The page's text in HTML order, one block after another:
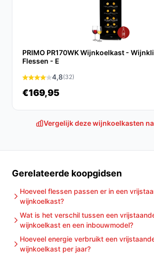
Ja, de D77T is uitstekend geschikt voor
restaurants of wijnbars, waar een
stijlvolle wijnoplossing vereist is.
Wat zijn de belangrijkste verschillen
De Wine Klima D77T onderscheidt zich
afwerking, stille werking en de
verschillende temperatuurzones in te
Kortom, de Wine Klima D77T biedt een
wijnliefhebber. Met de capaciteit voor 77
mogelijkheid om verschillende
temperatuur te bewaren, is dit een
voor zowel thuisgebruik als in de
Ontdek alle specificaties en vergelijk
debestewijnkoelkast.nl. Kies bewust
PRIMO PR170WK Wijnkoelkast -
Flessen - E
4,8(32)
€169,95
Vergelijk deze wijnkoelkasten
Gerelateerde koopgidsen
Hoeveel flessen passen er in een
wijnkoelkast?
Wat is het verschil tussen een
wijnkoelkast en een inbouwmodel?
Hoeveel energie verbruikt een
wijnkoelkast per jaar?